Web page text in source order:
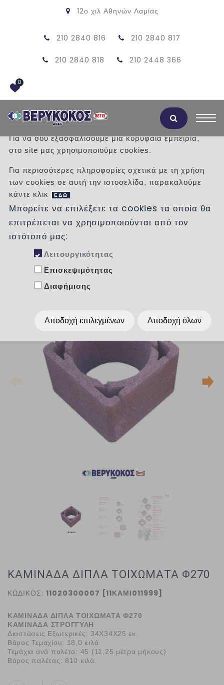
12ο χιλ Αθηνών Λαμίας
210 2840 816 210 2840 817
210 2840 818 210 2448 366
0
Φ270
/ Προϊόντα /
ΠΡΟΙΟΝΤΑ ΤΣΙΜΕΝΤΟΥ
ΚΑΜΙΝΑΔΕΣ
ΚΑΜΙΝΑΔΑ ΔΙΠΛΑ ΤΟΙΧΩΜΑΤΑ Φ270
ΚΩΔΙΚΟΣ: 11020300007 [11ΚΑΜΙ011999]
ΚΑΜΙΝΑΔΑ ΔΙΠΛΑ ΤΟΙΧΩΜΑΤΑ Φ270
ΚΑΜΙΝΑΔΑ ΣΤΡΟΓΓΥΛΗ
Διαστάσεις Εξωτερικές: 34Χ34Χ25 εκ.
Βάρος Τεμαχίου: 18,0 κιλά
Τεμάχια ανά παλέτα: 45 (11,25 μέτρα μήκους)
Βάρος παλέτας: 810 κιλά.
Αποδοχή Cookies
Για να σου εξασφαλίσουμε μια κορυφαία εμπειρία,
στο site μας χρησιμοποιούμε cookies.
Για περισσότερες πληροφορίες σχετικά με τη χρήση
των cookies σε αυτή την ιστοσελίδα, παρακαλούμε
κάντε κλικ
ΕΔΩ
Μπορείτε να επιλέξετε τα cookies τα οποία θα
επιτρέπεται να χρησιμοποιούνται από τον
ιστότοπό μας:
Λειτουργικότητας
Επισκεψιμότητας
Διαφήμισης
Αποδοχή επιλεγμένων Αποδοχή όλων